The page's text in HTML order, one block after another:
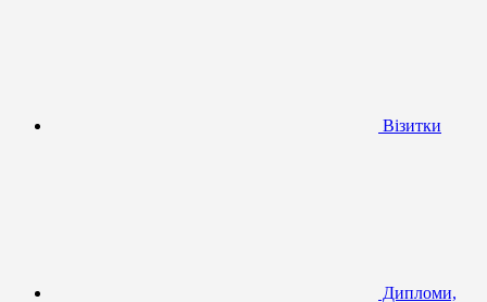
Візитки
Дипломи,